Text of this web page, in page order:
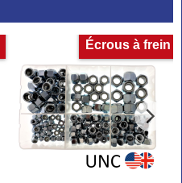
Écrous à frein